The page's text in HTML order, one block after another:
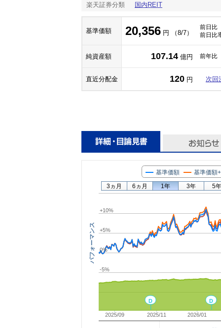
楽天証券分類 国内REIT
基準価額 20,356 円 （8/7）
前日比
前日比
純資産額 107.14 億円 前年比
直近分配金 120 円 次回
パフォーマンス
D
D
基準価額 基準価額
2025/09 2025/11 2026/01
-5%
0%
+5%
+10%
3ヵ月 6ヵ月 1年 3年 5年